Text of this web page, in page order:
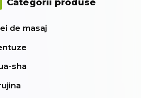
de masaj
sha